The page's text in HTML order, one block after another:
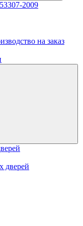
2009
на заказ
дверей